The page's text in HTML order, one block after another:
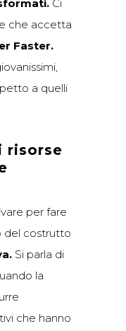
Ci
che accetta
Faster.
a quelli
risorse
per fare
del costrutto
Si parla di
la
che hanno